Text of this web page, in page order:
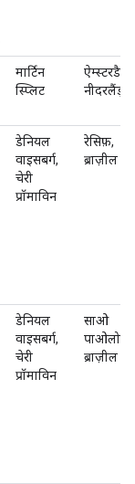
मार्टिन
स्प्लिट
ऐम्स्टरडैम,
नीदरलैंड्स
डेनियल
वाइसबर्ग,
चेरी
प्रॉमाविन
रेसिफ़,
ब्राज़ील
डेनियल
वाइसबर्ग,
चेरी
प्रॉमाविन
साओ
पाओलो,
ब्राज़ील